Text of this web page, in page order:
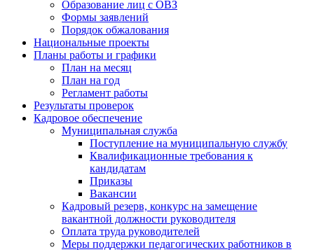
Образование лиц с ОВЗ
Формы заявлений
Порядок обжалования
Национальные проекты
Планы работы и графики
План на месяц
План на год
Регламент работы
Результаты проверок
Кадровое обеспечение
Муниципальная служба
Поступление на муниципальную службу
Квалификационные требования к
кандидатам
Приказы
Вакансии
Кадровый резерв, конкурс на замещение
вакантной должности руководителя
Оплата труда руководителей
Меры поддержки педагогических работников в